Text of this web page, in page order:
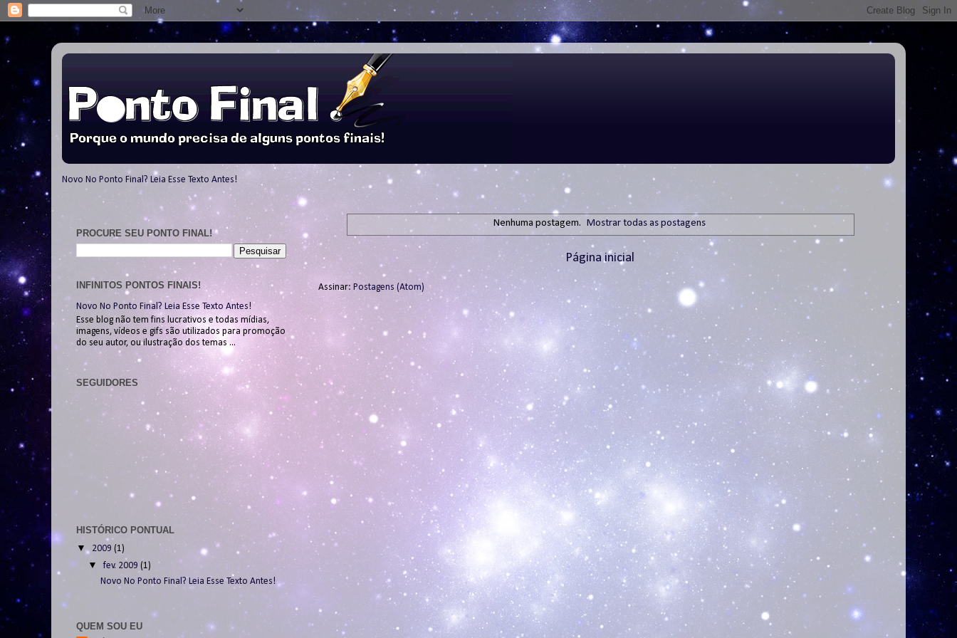
Novo No Ponto Final? Leia Esse Texto Antes!
Nenhuma postagem. Mostrar todas as postagens
Página inicial
Assinar: Postagens (Atom)
PROCURE SEU PONTO FINAL!
INFINITOS PONTOS FINAIS!
Novo No Ponto Final? Leia Esse Texto Antes!
Esse blog não tem fins lucrativos e todas mídias,
imagens, vídeos e gifs são utilizados para promoção
do seu autor, ou ilustração dos temas ...
SEGUIDORES
HISTÓRICO PONTUAL
▼ 2009 (1)
▼fev. 2009(1)
Novo No Ponto Final? Leia Esse Texto Antes!
QUEM SOU EU